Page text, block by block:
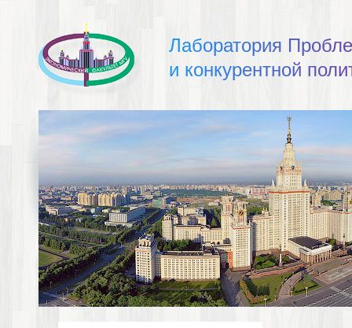
Лаборатория Пробле
и конкурентной поли